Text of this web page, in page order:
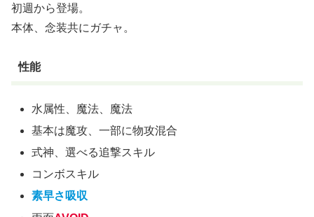
初週から登場。
本体、念装共にガチャ。
性能
水属性、魔法、魔法
基本は魔攻、一部に物攻混合
式神、選べる追撃スキル
コンボスキル
素早さ吸収